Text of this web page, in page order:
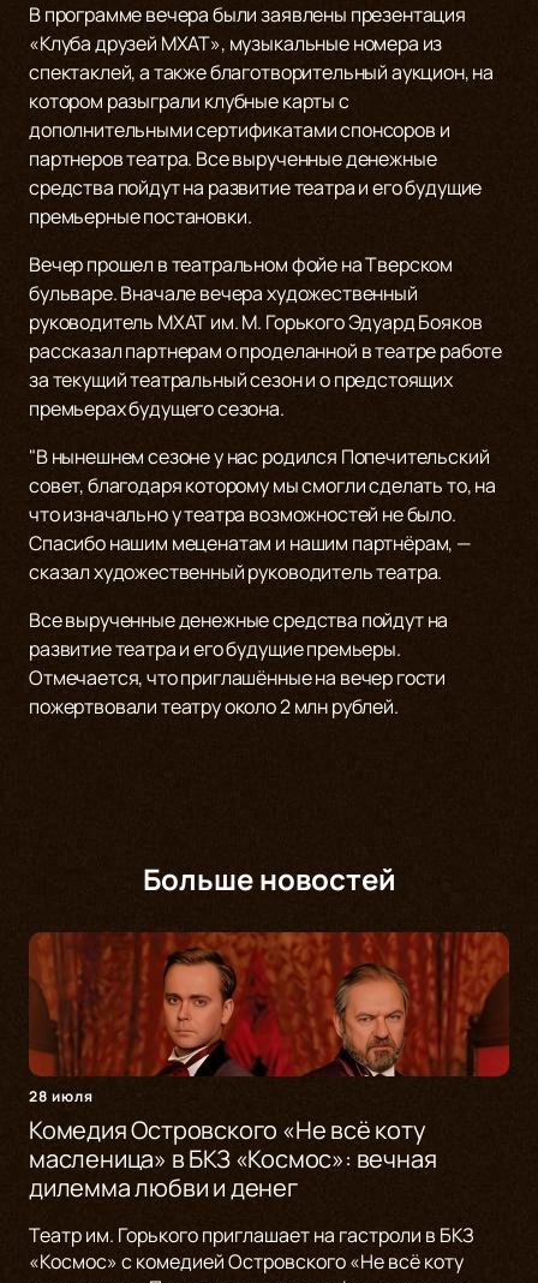
В программе вечера были заявлены презентация
«Клуба друзей МХАТ», музыкальные номера из
спектаклей, а также благотворительный аукцион, на
котором разыграли клубные карты с
дополнительными сертификатами спонсоров и
партнеров театра. Все вырученные денежные
средства пойдут на развитие театра и его будущие
премьерные постановки.
Вечер прошел в театральном фойе на Тверском
бульваре. Вначале вечера художественный
руководитель МХАТ им. М. Горького Эдуард Бояков
рассказал партнерам о проделанной в театре работе
за текущий театральный сезон и о предстоящих
премьерах будущего сезона.
"В нынешнем сезоне у нас родился Попечительский
совет, благодаря которому мы смогли сделать то, на
что изначально у театра возможностей не было.
Спасибо нашим меценатам и нашим партнёрам, —
сказал художественный руководитель театра.
Все вырученные денежные средства пойдут на
развитие театра и его будущие премьеры.
Отмечается, что приглашённые на вечер гости
пожертвовали театру около 2 млн рублей.
Больше новостей
28 июля
Комедия Островского «Не всё коту
масленица» в БКЗ «Космос»: вечная
дилемма любви и денег
Театр им. Горького приглашает на гастроли в БКЗ
«Космос» с комедией Островского «Не всё коту